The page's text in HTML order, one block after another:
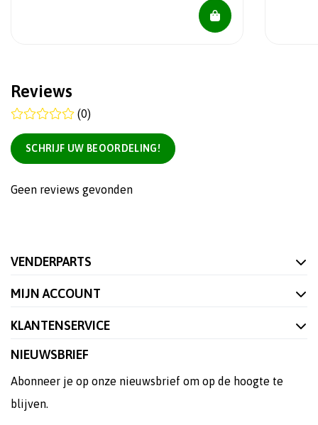
Reviews
(0)
SCHRIJF UW BEOORDELING!
Geen reviews gevonden
VENDERPARTS
MIJN ACCOUNT
KLANTENSERVICE
NIEUWSBRIEF
Abonneer je op onze nieuwsbrief om op de hoogte te
blijven.